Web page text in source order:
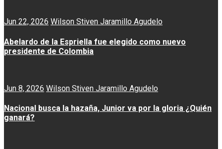
Jun 22, 2026 Wilson Stiven Jaramillo Agudelo
Abelardo de la Espriella fue elegido como nuevo
presidente de Colombia
Jun 8, 2026 Wilson Stiven Jaramillo Agudelo
Nacional busca la hazaña, Junior va por la gloria ¿Quién
ganará?